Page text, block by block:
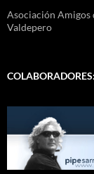
Asociación Amigos
Valdepero
COLABORADORES: